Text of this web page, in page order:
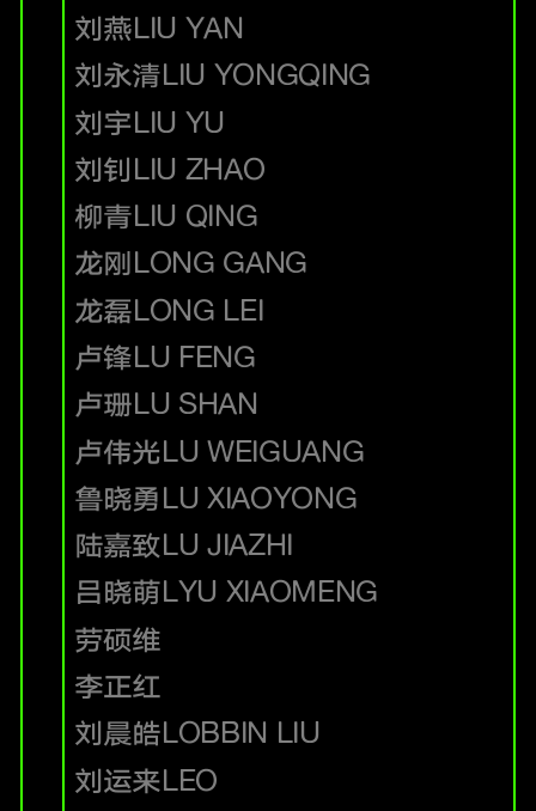
刘燕LIU YAN
刘永清LIU YONGQING
刘宇LIU YU
刘钊LIU ZHAO
柳青LIU QING
龙刚LONG GANG
龙磊LONG LEI
卢锋LU FENG
卢珊LU SHAN
卢伟光LU WEIGUANG
鲁晓勇LU XIAOYONG
陆嘉致LU JIAZHI
吕晓萌LYU XIAOMENG
劳硕维
李正红
刘晨皓LOBBIN LIU
刘运来LEO